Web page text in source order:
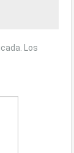
Los